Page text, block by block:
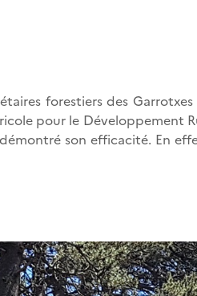
forestiers des
pour le Développement
démontré son efficacité. En